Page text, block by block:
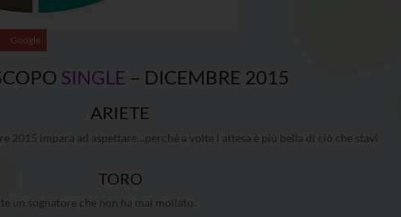
Google
SINGLE – DICEMBRE 2015
ARIETE
2015 impara ad aspettare…perché a volte l attesa è più bella di ciò che stavi
TORO
un sognatore che non ha mai mollato.